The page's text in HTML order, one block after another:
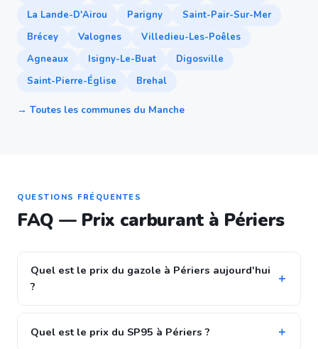
La Lande-D'Airou
Parigny
Saint-Pair-Sur-Mer
Brécey
Valognes
Villedieu-Les-Poêles
Agneaux
Isigny-Le-Buat
Digosville
Saint-Pierre-Église
Brehal
→ Toutes les communes du Manche
QUESTIONS FRÉQUENTES
FAQ — Prix carburant à Périers
Quel est le prix du gazole à Périers aujourd'hui
?
Quel est le prix du SP95 à Périers ?